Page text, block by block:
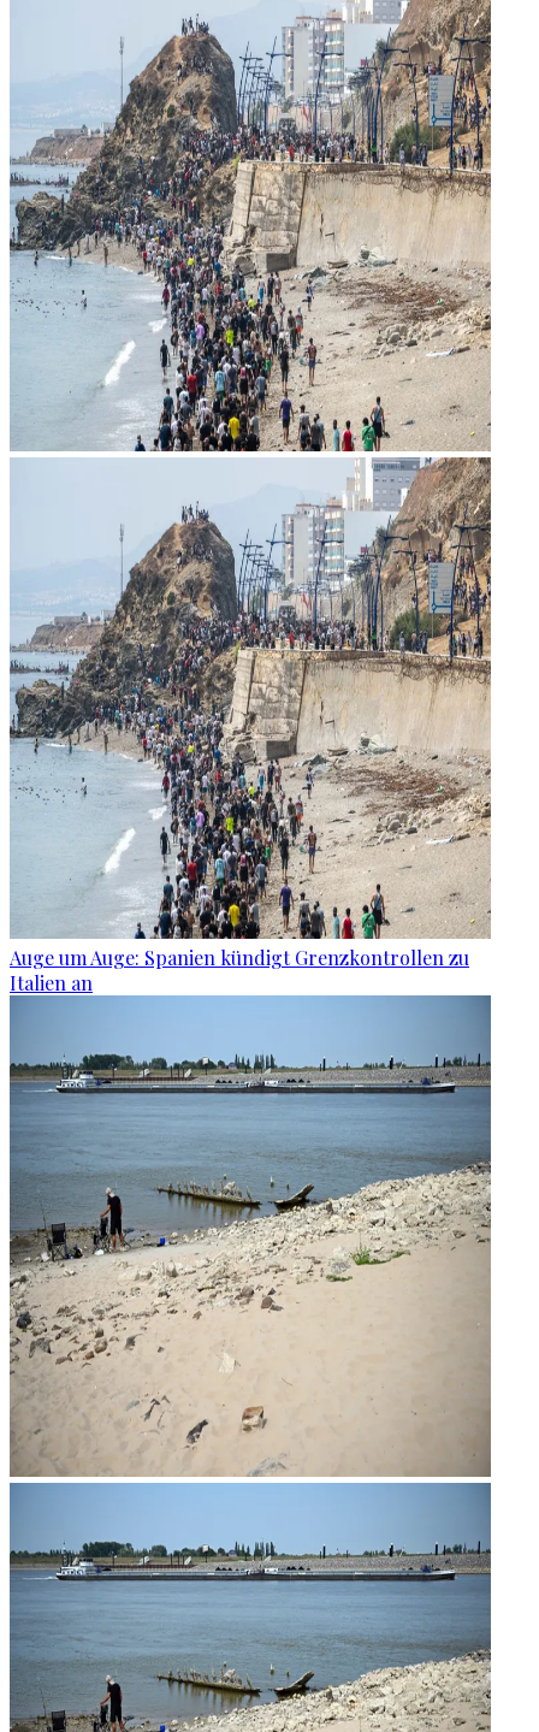
Auge um Auge: Spanien kündigt Grenzkontrollen zu
Italien an